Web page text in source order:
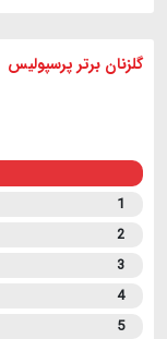
گلزنان برتر پرسپولیس
1
2
3
4
5